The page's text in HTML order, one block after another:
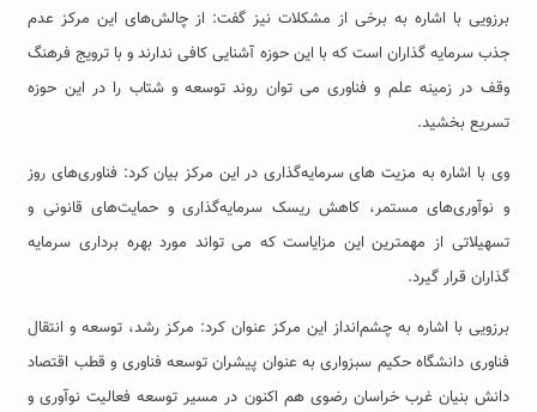
برزویی با اشاره به برخی از مشکلات نیز گفت: از چالش‌های این مرکز عدم
جذب سرمایه گذاران است که با این حوزه آشنایی کافی ندارند و با ترویج فرهنگ
وقف در زمینه علم و فناوری می توان روند توسعه و شتاب را در این حوزه
تسریع بخشید.
وی با اشاره به مزیت های سرمایه‌گذاری در این مرکز بیان کرد: فناوری‌های روز
و نوآوری‌های مستمر، کاهش ریسک سرمایه‌گذاری و حمایت‌های قانونی و
تسهیلاتی از مهمترین این مزایاست که می تواند مورد بهره برداری سرمایه
گذاران قرار گیرد.
برزویی با اشاره به چشم‌انداز این مرکز عنوان کرد: مرکز رشد، توسعه و انتقال
فناوری دانشگاه حکیم سبزواری به عنوان پیشران توسعه فناوری و قطب اقتصاد
دانش بنیان غرب خراسان رضوی هم اکنون در مسیر توسعه فعالیت نوآوری و